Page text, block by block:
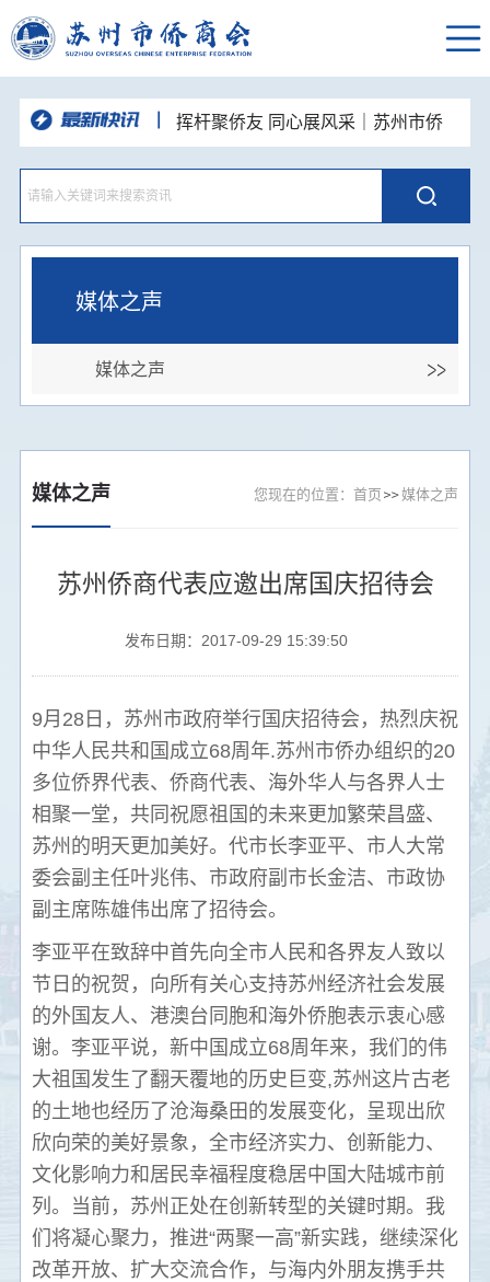
挥杆聚侨友 同心展风采｜苏州市侨
商会高尔夫球队“达梦杯”高球联谊赛圆
满举办
“和声咏华章·同心向未来”苏州统一战
线主题歌会举办 市侨商会登台唱响侨
心颂姑苏
深耕走访凝合力，资源互通促发展—
苏州市侨商会走进新晋理事单位开展企
业走访交流活动
党建引领侨校联动 携手共话发展新
篇—苏州市侨商会走进东南大学苏州校
区开展主题党日活动
品人居智慧 悟空间之道--苏州市侨商
会人居环境与空间布局国学沙龙顺利举
聚力侨心 接续奋进--苏州市侨商会四
媒体之声
媒体之声
媒体之声 您现在的位置：首页 媒体之声
苏州侨商代表应邀出席国庆招待会
发布日期：2017-09-29 15:39:50
9月28日，苏州市政府举行国庆招待会，热烈庆祝
中华人民共和国成立68周年.苏州市侨办组织的20
多位侨界代表、侨商代表、海外华人与各界人士
相聚一堂，共同祝愿祖国的未来更加繁荣昌盛、
苏州的明天更加美好。代市长李亚平、市人大常
委会副主任叶兆伟、市政府副市长金洁、市政协
副主席陈雄伟出席了招待会。
李亚平在致辞中首先向全市人民和各界友人致以
节日的祝贺，向所有关心支持苏州经济社会发展
的外国友人、港澳台同胞和海外侨胞表示衷心感
谢。李亚平说，新中国成立68周年来，我们的伟
大祖国发生了翻天覆地的历史巨变,苏州这片古老
的土地也经历了沧海桑田的发展变化，呈现出欣
欣向荣的美好景象，全市经济实力、创新能力、
文化影响力和居民幸福程度稳居中国大陆城市前
列。当前，苏州正处在创新转型的关键时期。我
们将凝心聚力，推进“两聚一高”新实践，继续深化
改革开放、扩大交流合作，与海内外朋友携手共